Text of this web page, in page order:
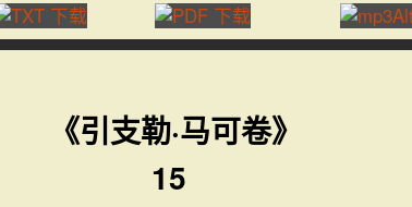
《引支勒·马可卷》
15